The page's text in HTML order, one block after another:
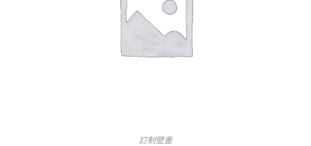
訂制壁畫